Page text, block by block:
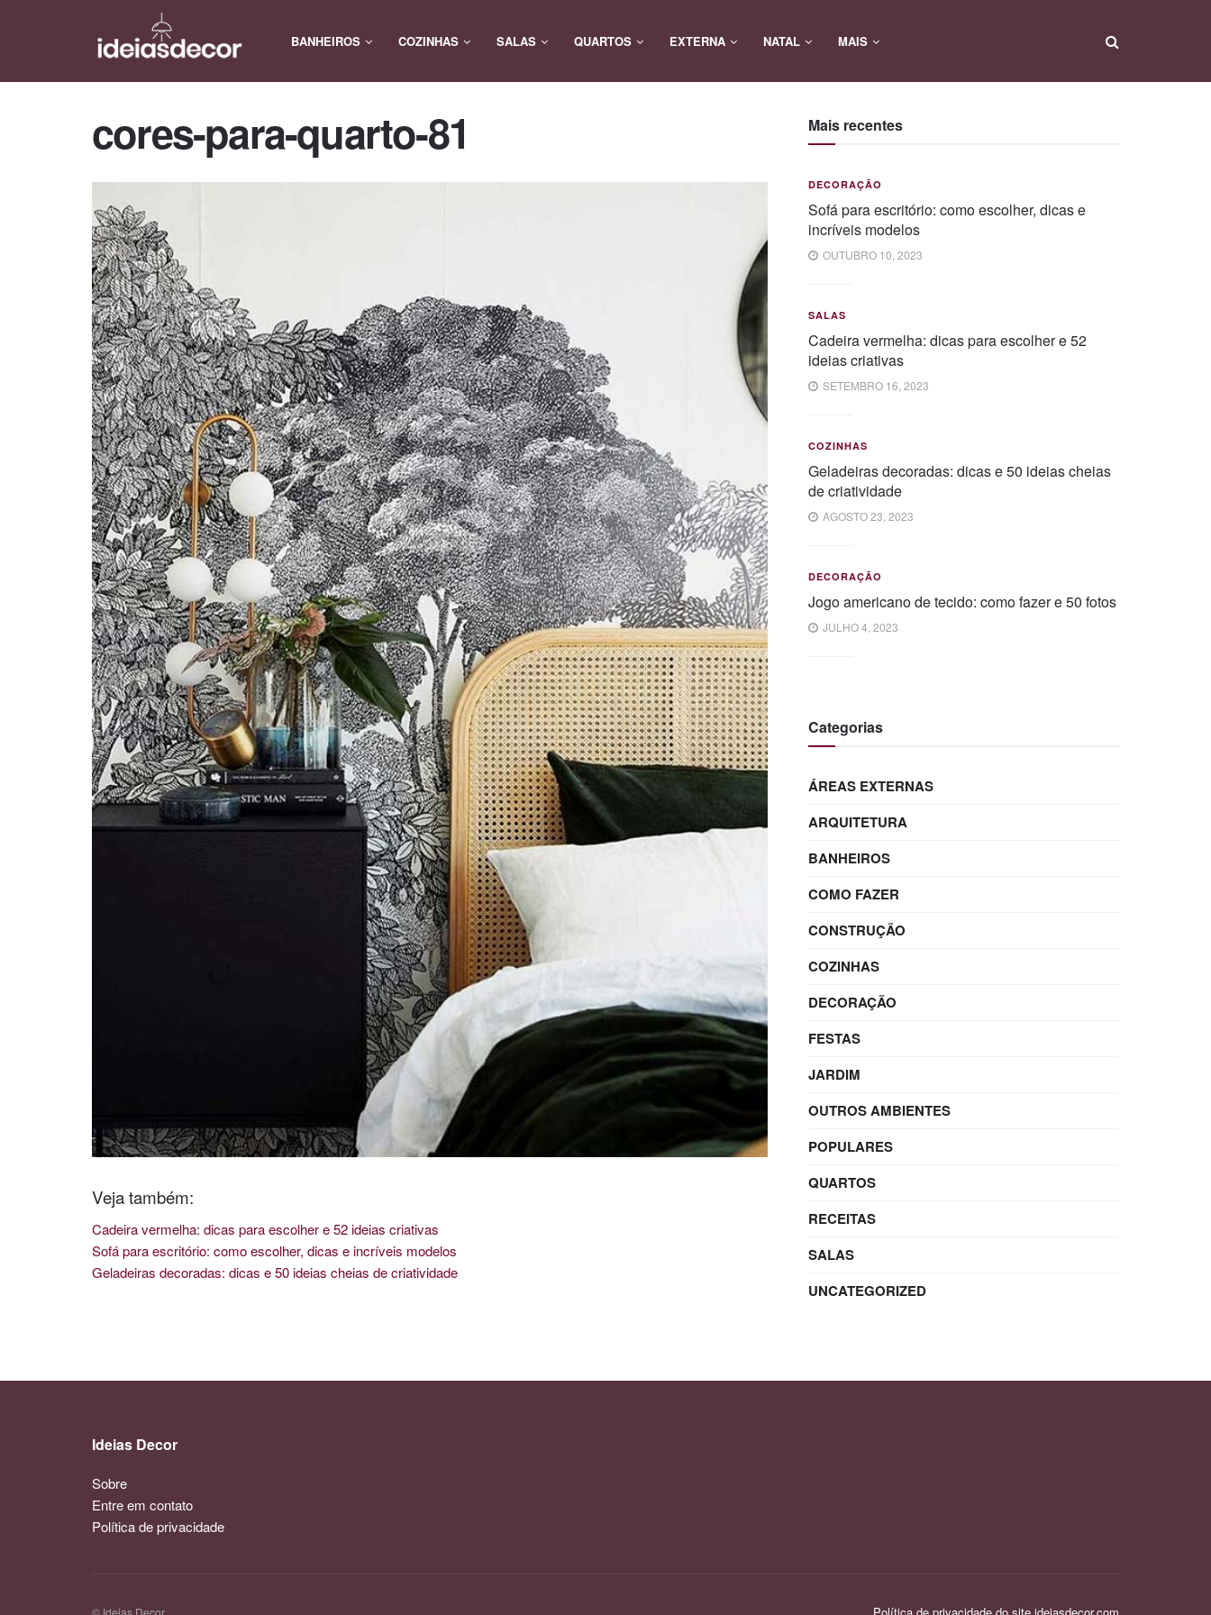
BANHEIROS COZINHAS SALAS QUARTOS EXTERNA NATAL MAIS
cores-para-quarto-81
Veja também:
Cadeira vermelha: dicas para escolher e 52 ideias criativas
Sofá para escritório: como escolher, dicas e incríveis modelos
Geladeiras decoradas: dicas e 50 ideias cheias de criatividade
Mais recentes
DECORAÇÃO
Sofá para escritório: como escolher, dicas e
incríveis modelos
OUTUBRO 10, 2023
SALAS
Cadeira vermelha: dicas para escolher e 52
ideias criativas
SETEMBRO 16, 2023
COZINHAS
Geladeiras decoradas: dicas e 50 ideias cheias
de criatividade
AGOSTO 23, 2023
DECORAÇÃO
Jogo americano de tecido: como fazer e 50 fotos
JULHO 4, 2023
Categorias
ÁREAS EXTERNAS
ARQUITETURA
BANHEIROS
COMO FAZER
CONSTRUÇÃO
COZINHAS
DECORAÇÃO
FESTAS
JARDIM
OUTROS AMBIENTES
POPULARES
QUARTOS
RECEITAS
SALAS
UNCATEGORIZED
Ideias Decor
Sobre
Entre em contato
Política de privacidade
© Ideias Decor